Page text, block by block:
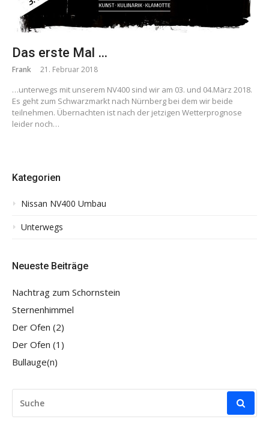
Das erste Mal …
Frank 21. Februar 2018
…unterwegs mit unserem NV400 sind wir am 03. und 04.März 2018.
Es geht zum Schwarzmarkt nach Nürnberg bei dem wir beide
teilnehmen. Übernachten ist nach der jetzigen Wetterprognose
leider noch…
Kategorien
Nissan NV400 Umbau
Unterwegs
Neueste Beiträge
Nachtrag zum Schornstein
Sternenhimmel
Der Ofen (2)
Der Ofen (1)
Bullauge(n)
NACH: